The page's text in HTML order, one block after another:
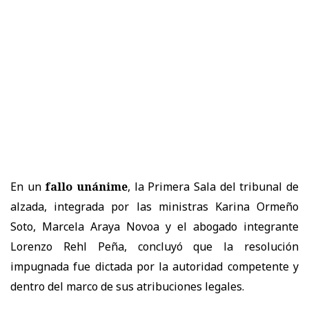
En un fallo unánime, la Primera Sala del tribunal de
alzada, integrada por las ministras Karina Ormeño
Soto, Marcela Araya Novoa y el abogado integrante
Lorenzo Rehl Peña, concluyó que la resolución
impugnadafue dictada por la autoridad competente y
dentro del marco de sus atribuciones legales.